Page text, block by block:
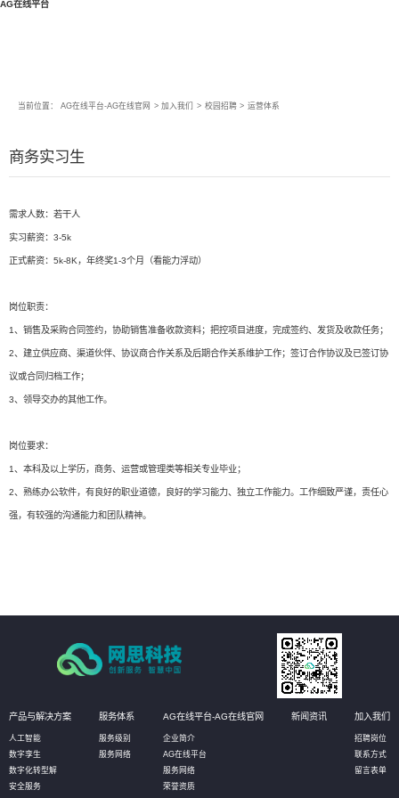
AG在线平台
当前位置： AG在线平台-AG在线官网 > 加入我们 > 校园招聘 > 运营体系
商务实习生
需求人数：若干人
实习薪资：3-5k
正式薪资：5k-8K，年终奖1-3个月（看能力浮动）
岗位职责：
1、销售及采购合同签约，协助销售准备收款资料；把控项目进度，完成签约、发货及收款任务；
2、建立供应商、渠道伙伴、协议商合作关系及后期合作关系维护工作；签订合作协议及已签订协
议或合同归档工作；
3、领导交办的其他工作。
岗位要求：
1、本科及以上学历，商务、运营或管理类等相关专业毕业；
2、熟练办公软件，有良好的职业道德，良好的学习能力、独立工作能力。工作细致严谨，责任心
强，有较强的沟通能力和团队精神。
产品与解决方案
人工智能
数字孪生
数字化转型解
安全服务
服务体系
服务级别
服务网络
AG在线平台-AG在线官网
企业简介
AG在线平台
服务网络
荣誉资质
新闻资讯 加入我们
招聘岗位
联系方式
留言表单